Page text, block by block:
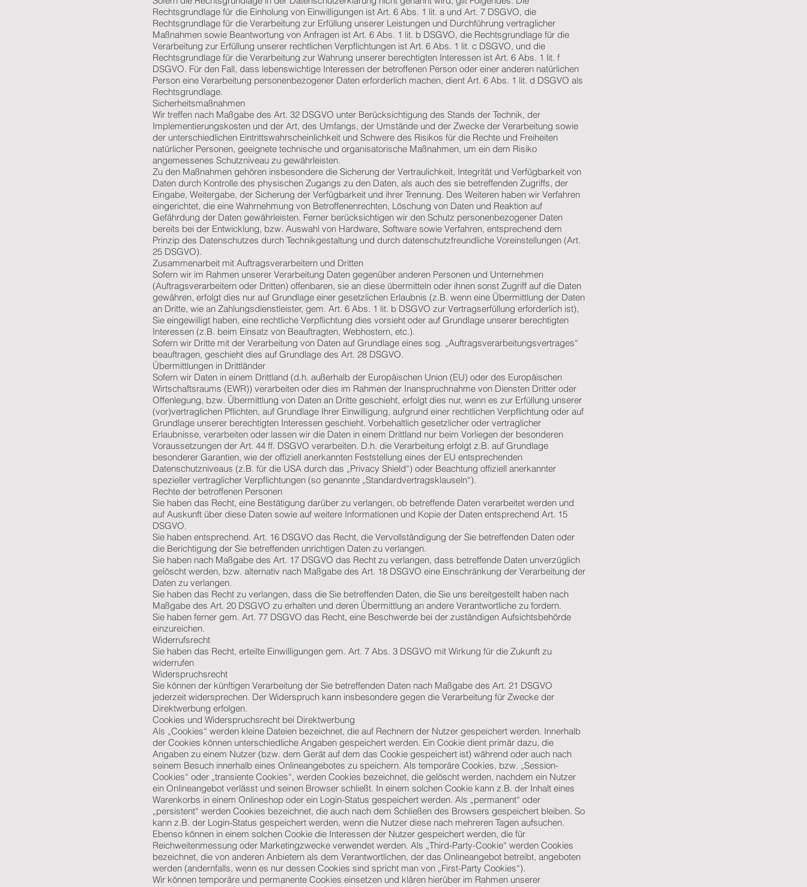
Rechtsgrundlage für die Einholung von Einwilligungen ist Art. 6 Abs. 1 lit. a und Art. 7 DSGVO, die
Rechtsgrundlage für die Verarbeitung zur Erfüllung unserer Leistungen und Durchführung vertraglicher
Maßnahmen sowie Beantwortung von Anfragen ist Art. 6 Abs. 1 lit. b DSGVO, die Rechtsgrundlage für die
Verarbeitung zur Erfüllung unserer rechtlichen Verpflichtungen ist Art. 6 Abs. 1 lit. c DSGVO, und die
Rechtsgrundlage für die Verarbeitung zur Wahrung unserer berechtigten Interessen ist Art. 6 Abs. 1 lit. f
DSGVO. Für den Fall, dass lebenswichtige Interessen der betroffenen Person oder einer anderen natürlichen
Person eine Verarbeitung personenbezogener Daten erforderlich machen, dient Art. 6 Abs. 1 lit. d DSGVO als
Rechtsgrundlage.
Sicherheitsmaßnahmen
Wir treffen nach Maßgabe des Art. 32 DSGVO unter Berücksichtigung des Stands der Technik, der
Implementierungskosten und der Art, des Umfangs, der Umstände und der Zwecke der Verarbeitung sowie
der unterschiedlichen Eintrittswahrscheinlichkeit und Schwere des Risikos für die Rechte und Freiheiten
natürlicher Personen, geeignete technische und organisatorische Maßnahmen, um ein dem Risiko
angemessenes Schutzniveau zu gewährleisten.
Zu den Maßnahmen gehören insbesondere die Sicherung der Vertraulichkeit, Integrität und Verfügbarkeit von
Daten durch Kontrolle des physischen Zugangs zu den Daten, als auch des sie betreffenden Zugriffs, der
Eingabe, Weitergabe, der Sicherung der Verfügbarkeit und ihrer Trennung. Des Weiteren haben wir Verfahren
eingerichtet, die eine Wahrnehmung von Betroffenenrechten, Löschung von Daten und Reaktion auf
Gefährdung der Daten gewährleisten. Ferner berücksichtigen wir den Schutz personenbezogener Daten
bereits bei der Entwicklung, bzw. Auswahl von Hardware, Software sowie Verfahren, entsprechend dem
Prinzip des Datenschutzes durch Technikgestaltung und durch datenschutzfreundliche Voreinstellungen (Art.
25 DSGVO).
Zusammenarbeit mit Auftragsverarbeitern und Dritten
Sofern wir im Rahmen unserer Verarbeitung Daten gegenüber anderen Personen und Unternehmen
(Auftragsverarbeitern oder Dritten) offenbaren, sie an diese übermitteln oder ihnen sonst Zugriff auf die Daten
gewähren, erfolgt dies nur auf Grundlage einer gesetzlichen Erlaubnis (z.B. wenn eine Übermittlung der Daten
an Dritte, wie an Zahlungsdienstleister, gem. Art. 6 Abs. 1 lit. b DSGVO zur Vertragserfüllung erforderlich ist),
Sie eingewilligt haben, eine rechtliche Verpflichtung dies vorsieht oder auf Grundlage unserer berechtigten
Interessen (z.B. beim Einsatz von Beauftragten, Webhostern, etc.).
Sofern wir Dritte mit der Verarbeitung von Daten auf Grundlage eines sog. „Auftragsverarbeitungsvertrages“
beauftragen, geschieht dies auf Grundlage des Art. 28 DSGVO.
Übermittlungen in Drittländer
Sofern wir Daten in einem Drittland (d.h. außerhalb der Europäischen Union (EU) oder des Europäischen
Wirtschaftsraums (EWR)) verarbeiten oder dies im Rahmen der Inanspruchnahme von Diensten Dritter oder
Offenlegung, bzw. Übermittlung von Daten an Dritte geschieht, erfolgt dies nur, wenn es zur Erfüllung unserer
(vor)vertraglichen Pflichten, auf Grundlage Ihrer Einwilligung, aufgrund einer rechtlichen Verpflichtung oder auf
Grundlage unserer berechtigten Interessen geschieht. Vorbehaltlich gesetzlicher oder vertraglicher
Erlaubnisse, verarbeiten oder lassen wir die Daten in einem Drittland nur beim Vorliegen der besonderen
Voraussetzungen der Art. 44 ff. DSGVO verarbeiten. D.h. die Verarbeitung erfolgt z.B. auf Grundlage
besonderer Garantien, wie der offiziell anerkannten Feststellung eines der EU entsprechenden
Datenschutzniveaus (z.B. für die USA durch das „Privacy Shield“) oder Beachtung offiziell anerkannter
spezieller vertraglicher Verpflichtungen (so genannte „Standardvertragsklauseln“).
Rechte der betroffenen Personen
Sie haben das Recht, eine Bestätigung darüber zu verlangen, ob betreffende Daten verarbeitet werden und
auf Auskunft über diese Daten sowie auf weitere Informationen und Kopie der Daten entsprechend Art. 15
DSGVO.
Sie haben entsprechend. Art. 16 DSGVO das Recht, die Vervollständigung der Sie betreffenden Daten oder
die Berichtigung der Sie betreffenden unrichtigen Daten zu verlangen.
Sie haben nach Maßgabe des Art. 17 DSGVO das Recht zu verlangen, dass betreffende Daten unverzüglich
gelöscht werden, bzw. alternativ nach Maßgabe des Art. 18 DSGVO eine Einschränkung der Verarbeitung der
Daten zu verlangen.
Sie haben das Recht zu verlangen, dass die Sie betreffenden Daten, die Sie uns bereitgestellt haben nach
Maßgabe des Art. 20 DSGVO zu erhalten und deren Übermittlung an andere Verantwortliche zu fordern.
Sie haben ferner gem. Art. 77 DSGVO das Recht, eine Beschwerde bei der zuständigen Aufsichtsbehörde
einzureichen.
Widerrufsrecht
Sie haben das Recht, erteilte Einwilligungen gem. Art. 7 Abs. 3 DSGVO mit Wirkung für die Zukunft zu
widerrufen
Widerspruchsrecht
Sie können der künftigen Verarbeitung der Sie betreffenden Daten nach Maßgabe des Art. 21 DSGVO
jederzeit widersprechen. Der Widerspruch kann insbesondere gegen die Verarbeitung für Zwecke der
Direktwerbung erfolgen.
Cookies und Widerspruchsrecht bei Direktwerbung
Als „Cookies“ werden kleine Dateien bezeichnet, die auf Rechnern der Nutzer gespeichert werden. Innerhalb
der Cookies können unterschiedliche Angaben gespeichert werden. Ein Cookie dient primär dazu, die
Angaben zu einem Nutzer (bzw. dem Gerät auf dem das Cookie gespeichert ist) während oder auch nach
seinem Besuch innerhalb eines Onlineangebotes zu speichern. Als temporäre Cookies, bzw. „Session-
Cookies“ oder „transiente Cookies“, werden Cookies bezeichnet, die gelöscht werden, nachdem ein Nutzer
ein Onlineangebot verlässt und seinen Browser schließt. In einem solchen Cookie kann z.B. der Inhalt eines
Warenkorbs in einem Onlineshop oder ein Login-Status gespeichert werden. Als „permanent“ oder
„persistent“ werden Cookies bezeichnet, die auch nach dem Schließen des Browsers gespeichert bleiben. So
kann z.B. der Login-Status gespeichert werden, wenn die Nutzer diese nach mehreren Tagen aufsuchen.
Ebenso können in einem solchen Cookie die Interessen der Nutzer gespeichert werden, die für
Reichweitenmessung oder Marketingzwecke verwendet werden. Als „Third-Party-Cookie“ werden Cookies
bezeichnet, die von anderen Anbietern als dem Verantwortlichen, der das Onlineangebot betreibt, angeboten
werden (andernfalls, wenn es nur dessen Cookies sind spricht man von „First-Party Cookies“).
Wir können temporäre und permanente Cookies einsetzen und klären hierüber im Rahmen unserer